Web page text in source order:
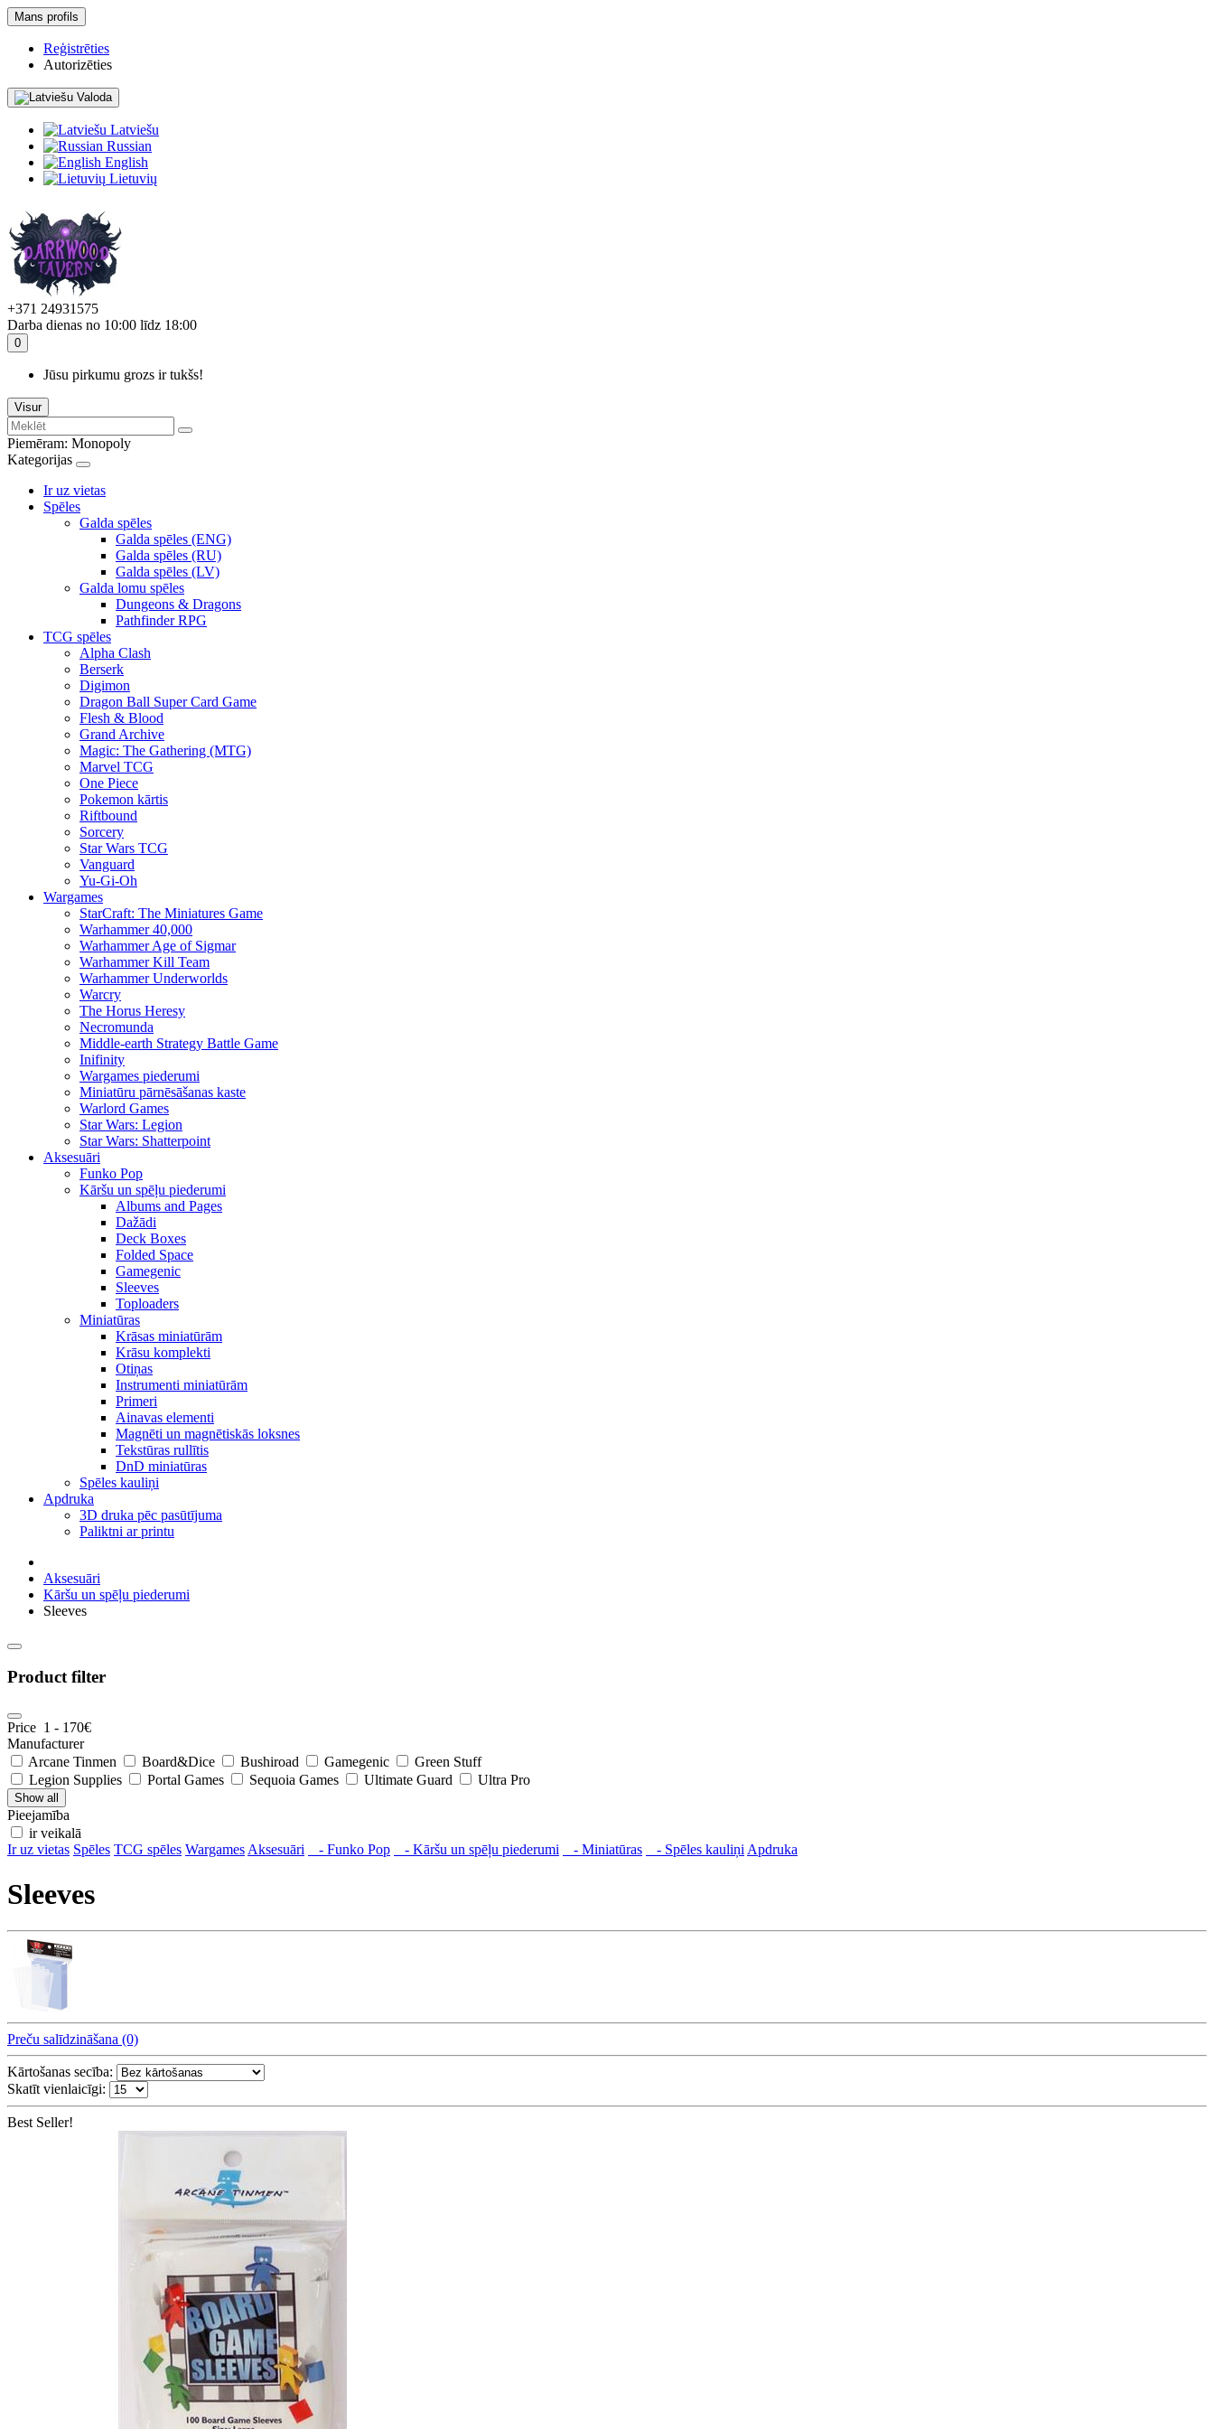
Mans profils
Reģistrēties
Autorizēties
Valoda
Latviešu
Russian
English
Lietuvių
+371 24931575
Darba dienas no 10:00 līdz 18:00
0
Jūsu pirkumu grozs ir tukšs!
Visur
Piemēram: Monopoly
Kategorijas
Ir uz vietas
Spēles
Galda spēles
Galda spēles (ENG)
Galda spēles (RU)
Galda spēles (LV)
Galda lomu spēles
Dungeons & Dragons
Pathfinder RPG
TCG spēles
Alpha Clash
Berserk
Digimon
Dragon Ball Super Card Game
Flesh & Blood
Grand Archive
Magic: The Gathering (MTG)
Marvel TCG
One Piece
Pokemon kārtis
Riftbound
Sorcery
Star Wars TCG
Vanguard
Yu-Gi-Oh
Wargames
StarCraft: The Miniatures Game
Warhammer 40,000
Warhammer Age of Sigmar
Warhammer Kill Team
Warhammer Underworlds
Warcry
The Horus Heresy
Necromunda
Middle-earth Strategy Battle Game
Inifinity
Wargames piederumi
Miniatūru pārnēsāšanas kaste
Warlord Games
Star Wars: Legion
Star Wars: Shatterpoint
Aksesuāri
Funko Pop
Kāršu un spēļu piederumi
Albums and Pages
Dažādi
Deck Boxes
Folded Space
Gamegenic
Sleeves
Toploaders
Miniatūras
Krāsas miniatūrām
Krāsu komplekti
Otiņas
Instrumenti miniatūrām
Primeri
Ainavas elementi
Magnēti un magnētiskās loksnes
Tekstūras rullītis
DnD miniatūras
Spēles kauliņi
Apdruka
3D druka pēc pasūtījuma
Paliktni ar printu
Aksesuāri
Kāršu un spēļu piederumi
Sleeves
Product filter
Price 1 - 170€
Manufacturer
Arcane Tinmen
Board&Dice Bushiroad Gamegenic
Green Stuff
Legion Supplies
Portal Games Sequoia Games Ultimate Guard Ultra Pro
Show all
Pieejamība
ir veikalā
Ir uz vietas Spēles TCG spēles WargamesAksesuāri - Funko Pop - Kāršu un spēļu piederumi - Miniatūras - Spēles kauliņiApdruka
Sleeves
Preču salīdzināšana (0)
Kārtošanas secība:
Skatīt vienlaicīgi:
Best Seller!